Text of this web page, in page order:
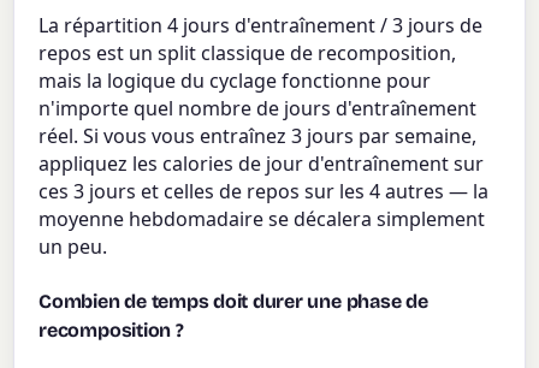
La répartition 4 jours d'entraînement / 3 jours de
repos est un split classique de recomposition,
mais la logique du cyclage fonctionne pour
n'importe quel nombre de jours d'entraînement
réel. Si vous vous entraînez 3 jours par semaine,
appliquez les calories de jour d'entraînement sur
ces 3 jours et celles de repos sur les 4 autres — la
moyenne hebdomadaire se décalera simplement
un peu.
Combien de temps doit durer une phase de
recomposition ?